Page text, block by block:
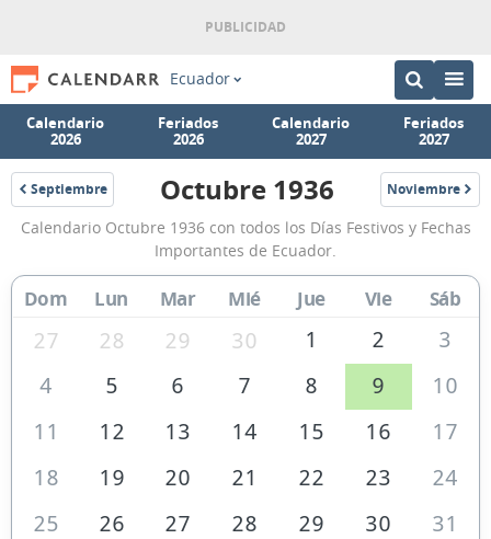
Ecuador
Calendario
2026
Feriados
2026
Calendario
2027
Feriados
2027
Septiembre
1936
Calendario
Octubre
1936
de
Ecuador
Octubre 1936 Noviembre
1936
Calendario Octubre 1936 con todos los Días Festivos y Fechas
Importantes de Ecuador.
Dom Lun Mar Mié Jue Vie Sáb
27 28 29 30 1 2
3
4
5 6 7 8 9
10
11
12 13 14 15 16
17
18
19 20 21 22 23
24
25
26 27 28 29 30 31